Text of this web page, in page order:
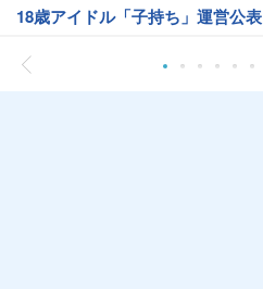
18歳アイドル「子持ち」運営公表